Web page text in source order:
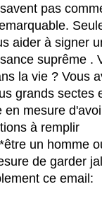
pas
aider à signer
suprême .
la vie ? Vous
grands sectes
mesure
à remplir
un homme
de garder
ce email: